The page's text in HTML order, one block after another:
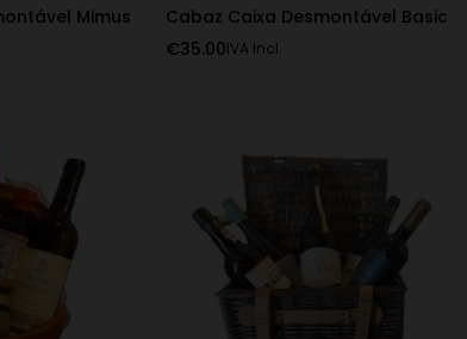
Mimus
Cabaz Caixa Desmontável Basic
€35.00IVA Incl.